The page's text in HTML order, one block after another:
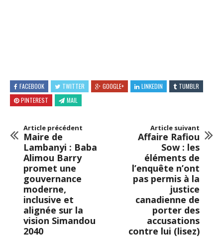
FACEBOOK TWITTER GOOGLE+ LINKEDIN
TUMBLR
PINTEREST
MAIL
Article précédent
Maire de
Lambanyi : Baba
Alimou Barry
promet une
gouvernance
moderne,
inclusive et
alignée sur la
vision Simandou
2040
Article suivant
Affaire Rafiou
Sow : les
éléments de
l’enquête n’ont
pas permis à la
justice
canadienne de
porter des
accusations
contre lui (lisez)